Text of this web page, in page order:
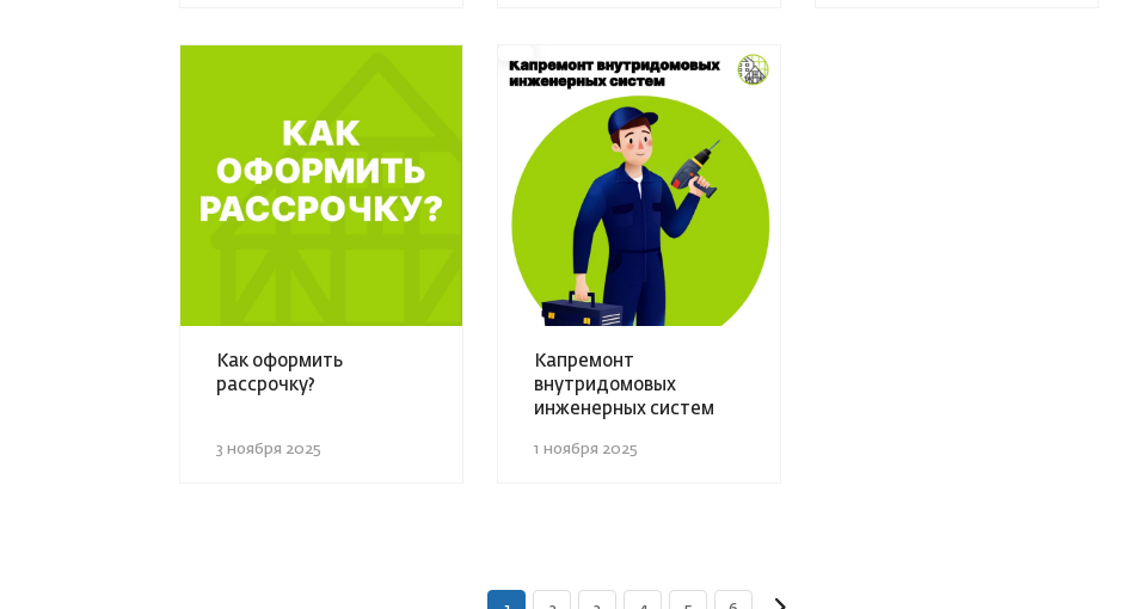
Как оформить
рассрочку?
3 ноября 2025
Капремонт
внутридомовых
инженерных систем
1 ноября 2025